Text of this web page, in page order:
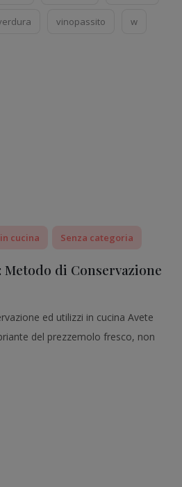
vinopassito w
cucina Senza categoria
Metodo di Conservazione
ed utilizzi in cucina Avete
del prezzemolo fresco, non